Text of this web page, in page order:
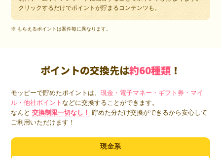
クリックするだけでポイントが貯まるコンテンツも。
※ もらえるポイントは案件毎に異なります。
ポイントの交換先は約60種類 ！
モッピーで貯めたポイントは、現金・電子マネー・ギフト券・マイ
ル・他社ポイントなどに交換することができます。
なんと 交換制限一切なし！
貯めた分だけ交換ができるから安心して
ご利用いただけます！
現金系